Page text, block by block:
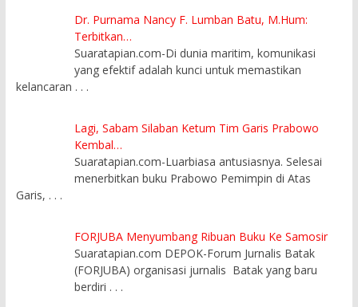
Dr. Purnama Nancy F. Lumban Batu, M.Hum:
Terbitkan…
Suaratapian.com-Di dunia maritim, komunikasi
yang efektif adalah kunci untuk memastikan
kelancaran . . .
Lagi, Sabam Silaban Ketum Tim Garis Prabowo
Kembal…
Suaratapian.com-Luarbiasa antusiasnya. Selesai
menerbitkan buku Prabowo Pemimpin di Atas
Garis, . . .
FORJUBA Menyumbang Ribuan Buku Ke Samosir
Suaratapian.com DEPOK-Forum Jurnalis Batak
(FORJUBA) organisasi jurnalis Batak yang baru
berdiri . . .